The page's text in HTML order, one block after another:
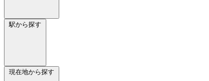
駅から探す
現在地から探す